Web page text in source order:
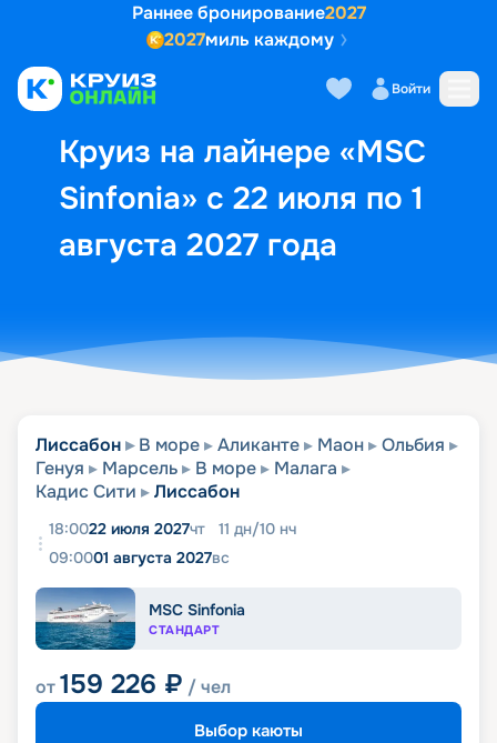
Раннее бронирование2027
2027миль каждому
Войти
Круиз на лайнере «MSC
Sinfonia» с 22 июля по 1
августа 2027 года
Выбор кают Маршрут и
Лиссабон В море Аликанте Маон
Ольбия
Генуя
Марсель В море
Малага
Кадис Сити
Лиссабон
18:0022 июля 2027чт 11 дн/10 нч
09:0001 августа 2027вс
MSC Sinfonia
СТАНДАРТ
от159 226 ₽ / чел
Выбор каюты